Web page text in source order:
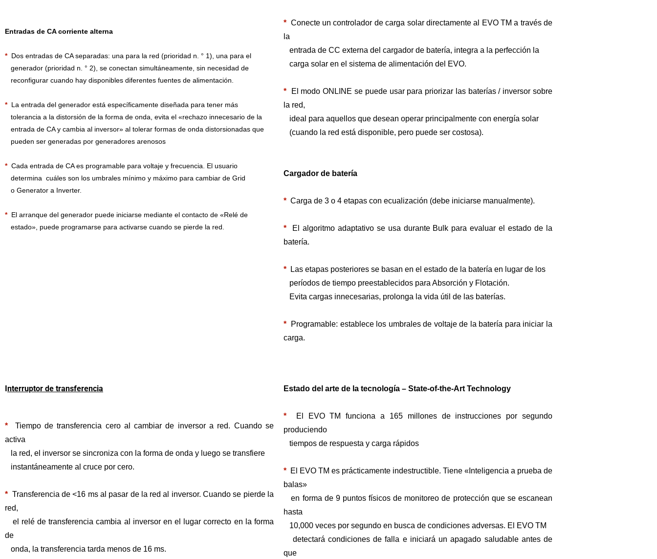
Entradas de CA corriente alterna
* Dos entradas de CA separadas: una para la red (prioridad n. ° 1), una para el
generador (prioridad n. ° 2), se conectan simultáneamente, sin necesidad de
reconfigurar cuando hay disponibles diferentes fuentes de alimentación.
* La entrada del generador está específicamente diseñada para tener más
tolerancia a la distorsión de la forma de onda, evita el «rechazo innecesario de la
entrada de CA y cambia al inversor» al tolerar formas de onda distorsionadas que
pueden ser generadas por generadores arenosos
* Cada entrada de CA es programable para voltaje y frecuencia. El usuario
determina cuáles son los umbrales mínimo y máximo para cambiar de Grid
o Generator a Inverter.
* El arranque del generador puede iniciarse mediante el contacto de «Relé de
estado», puede programarse para activarse cuando se pierde la red.
* Conecte un controlador de carga solar directamente al EVO TM a través de
la
entrada de CC externa del cargador de batería, integra a la perfección la
carga solar en el sistema de alimentación del EVO.
*
El modo ONLINE se puede usar para priorizar las baterías / inversor sobre
la red,
ideal para aquellos que desean operar principalmente con energía solar
(cuando la red está disponible, pero puede ser costosa).
Cargador de batería
* Carga de 3 o 4 etapas con ecualización (debe iniciarse manualmente).
*
El algoritmo adaptativo se usa durante Bulk para evaluar el estado de la
batería.
*
Las etapas posteriores se basan en el estado de la batería en lugar de los
períodos de tiempo preestablecidos para Absorción y Flotación.
Evita cargas innecesarias, prolonga la vida útil de las baterías.
*
Programable: establece los umbrales de voltaje de la batería para iniciar la
carga.
Interruptor de transferencia
* Tiempo de transferencia cero al cambiar de inversor a red. Cuando se
activa
la red, el inversor se sincroniza con la forma de onda y luego se transfiere
instantáneamente al cruce por cero.
* Transferencia de <16 ms al pasar de la red al inversor. Cuando se pierde la
red,
el relé de transferencia cambia al inversor en el lugar correcto en la forma
de
onda, la transferencia tarda menos de 16 ms.
Estado del arte de la tecnología – State-of-the-Art Technology
* El EVOTM
funciona a 165 millones de instrucciones por segundo
produciendo
tiempos de respuesta y carga rápidos
* El EVO TM es prácticamente indestructible. Tiene «Inteligencia a prueba de
balas»
en forma de 9 puntos físicos de monitoreo de protección que se escanean
hasta
10,000 veces por segundo en busca de condiciones adversas. El EVO TM
detectará condiciones de falla e iniciará un apagado saludable antes de
que